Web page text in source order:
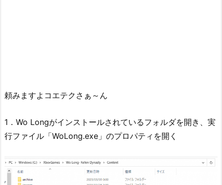
頼みますよコエテクさぁ～ん
1．Wo Longがインストールされているフォルダを開き、実
行ファイル「WoLong.exe」のプロパティを開く